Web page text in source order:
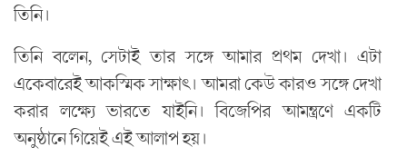
তিনি।
তিনি বলেন, সেটাই তার সঙ্গে আমার প্রথম দেখা। এটা
একেবারেই আকস্মিক সাক্ষাৎ। আমরা কেউ কারও সঙ্গে দেখা
করার লক্ষ্যে ভারতে যাইনি। বিজেপির আমন্ত্রণে একটি
অনুষ্ঠানে গিয়েই এই আলাপ হয়।